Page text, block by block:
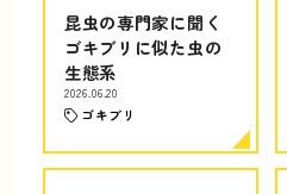
昆虫の専門家に聞く
ゴキブリに似た虫の
生態系
2026.06.20
ゴキブリ